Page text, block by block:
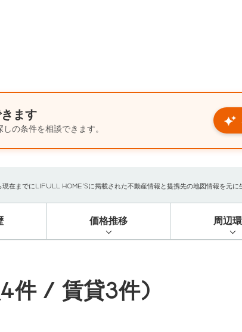
ます
の条件を相談できます。
現在までにLIFULL HOME'Sに掲載された不動産情報と提携先の地図情報を元
価格推移 周辺
件 / 賃貸3件)